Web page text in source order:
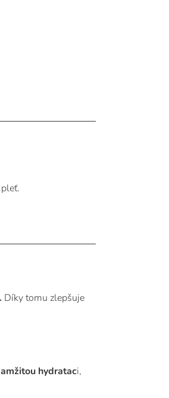
Díky tomu zlepšuje
hydrataci,